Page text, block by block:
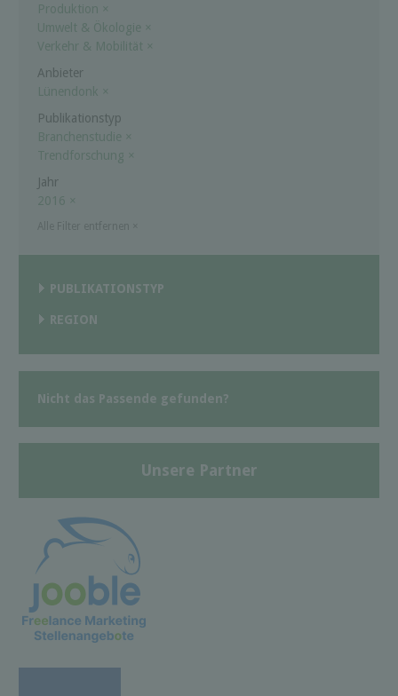
Produktion ×
Umwelt & Ökologie ×
Verkehr & Mobilität ×
Anbieter
Lünendonk ×
Publikationstyp
Branchenstudie ×
Trendforschung ×
Jahr
2016 ×
PUBLIKATIONSTYP
REGION
Nicht das Passende gefunden?
Unsere Partner